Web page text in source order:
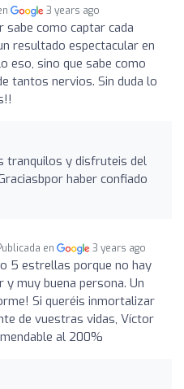
3 years ago
sabe como captar cada
resultado espectacular en
eso, sino que sabe como
tantos nervios. Sin duda lo
tranquilos y disfruteis del
haber confiado
en 3 years ago
5 estrellas porque no hay
muy buena persona. Un
Si queréis inmortalizar
de vuestras vidas, Víctor
al 200%